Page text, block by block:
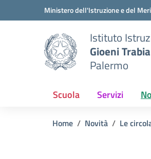
Vai ai contenuti
Vai al menu di navigazioneMinistero dell'Istruzione e del
Istituto
Gioeni Trabia
Palermo
Scuola Servizi
Home Novità Le